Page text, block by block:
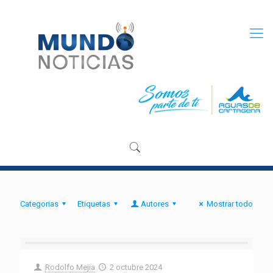
Categorias Etiquetas Autores Mostrar todo
Rodolfo Mejia 2 octubre 2024